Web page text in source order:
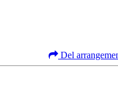
Del